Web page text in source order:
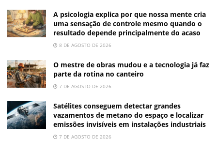
A psicologia explica por que nossa mente cria
uma sensação de controle mesmo quando o
resultado depende principalmente do acaso
8 DE AGOSTO DE 2026
O mestre de obras mudou e a tecnologia já faz
parte da rotina no canteiro
7 DE AGOSTO DE 2026
Satélites conseguem detectar grandes
vazamentos de metano do espaço e localizar
emissões invisíveis em instalações industriais
7 DE AGOSTO DE 2026